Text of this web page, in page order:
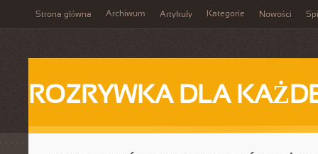
Strona główna Archiwum Artykuły Kategorie Nowości
ROZRYWKA DLA